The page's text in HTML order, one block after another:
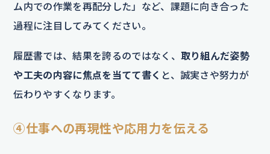
ム内での作業を再配分した」など、課題に向き合った
過程に注目してみてください。
履歴書では、結果を誇るのではなく、 取り組んだ姿勢
や工夫の内容に焦点を当てて書く と、誠実さや努力が
伝わりやすくなります。
④仕事への再現性や応用力を伝える